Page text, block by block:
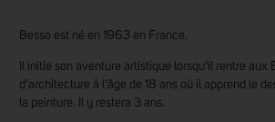
Besso est né en 1963 en France.
Il initie son aventure artistique lorsqu’il rentre aux
d’architecture à l’âge de 18 ans où il apprend le
la peinture. Il y restera 3 ans.